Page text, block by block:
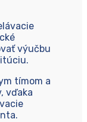
výučbu
tímom a
vďaka